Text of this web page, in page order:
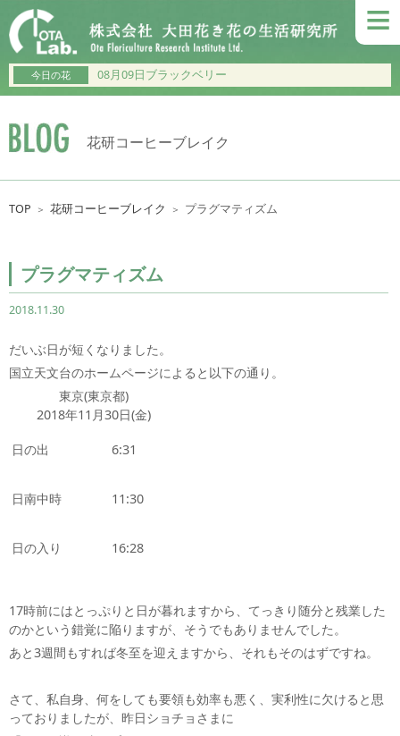
≡
今日の花 08月09日ブラックベリー
花研コーヒーブレイク
TOP ＞ 花研コーヒーブレイク ＞ プラグマティズム
プラグマティズム
2018.11.30
だいぶ日が短くなりました。
国立天文台のホームページによると以下の通り。
東京(東京都)
2018年11月30日(金)
日の出 6:31
日南中時 11:30
日の入り 16:28
17時前にはとっぷりと日が暮れますから、てっきり随分と残業した
のかという錯覚に陥りますが、そうでもありませんでした。
あと3週間もすれば冬至を迎えますから、それもそのはずですね。
さて、私自身、何をしても要領も効率も悪く、実利性に欠けると思
っておりましたが、昨日ショチョさまに